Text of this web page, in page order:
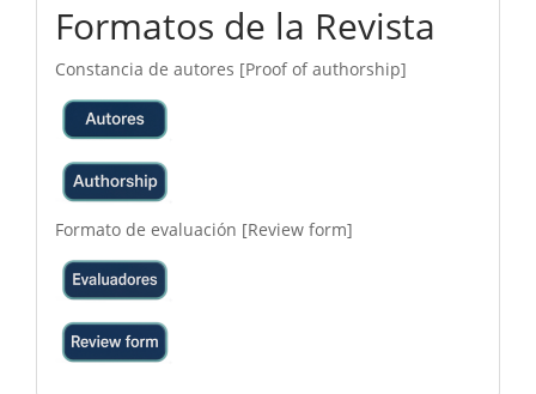
ARM
Formatos de la Revista
Constancia de autores [Proof of authorship]
Formato de evaluación [Review form]